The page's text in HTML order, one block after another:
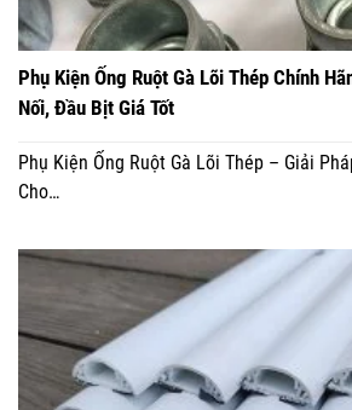
Phụ Kiện Ống Ruột Gà Lõi Thép Chính
Nối, Đầu Bịt Giá Tốt
Phụ Kiện Ống Ruột Gà Lõi Thép – Giải
Cho…